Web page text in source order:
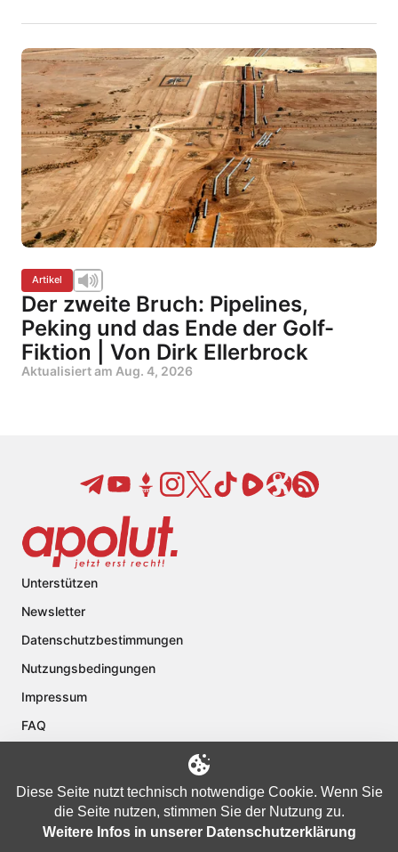
Artikel
Der zweite Bruch: Pipelines,
Peking und das Ende der Golf-
Fiktion | Von Dirk Ellerbrock
Aktualisiert am Aug. 4, 2026
Unterstützen
Newsletter
Datenschutzbestimmungen
Nutzungsbedingungen
Impressum
FAQ
Diese Seite nutzt technisch notwendige Cookie. Wenn Sie
die Seite nutzen, stimmen Sie der Nutzung zu.
Weitere Infos in unserer Datenschutzerklärung